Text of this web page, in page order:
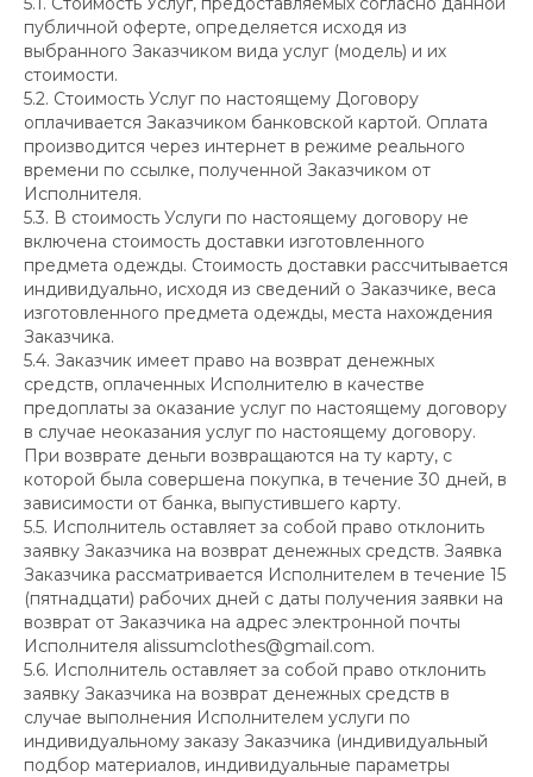
публичной оферте, определяется исходя из
выбранного Заказчиком вида услуг (модель) и их
стоимости.
5.2. Стоимость Услуг по настоящему Договору
оплачивается Заказчиком банковской картой. Оплата
производится через интернет в режиме реального
времени по ссылке, полученной Заказчиком от
Исполнителя.
5.3. В стоимость Услуги по настоящему договору не
включена стоимость доставки изготовленного
предмета одежды. Стоимость доставки рассчитывается
индивидуально, исходя из сведений о Заказчике, веса
изготовленного предмета одежды, места нахождения
Заказчика.
5.4. Заказчик имеет право на возврат денежных
средств, оплаченных Исполнителю в качестве
предоплаты за оказание услуг по настоящему договору
в случае неоказания услуг по настоящему договору.
При возврате деньги возвращаются на ту карту, с
которой была совершена покупка, в течение 30 дней, в
зависимости от банка, выпустившего карту.
5.5. Исполнитель оставляет за собой право отклонить
заявку Заказчика на возврат денежных средств. Заявка
Заказчика рассматривается Исполнителем в течение 15
(пятнадцати) рабочих дней с даты получения заявки на
возврат от Заказчика на адрес электронной почты
Исполнителя alissumclothes@gmail.com.
5.6. Исполнитель оставляет за собой право отклонить
заявку Заказчика на возврат денежных средств в
случае выполнения Исполнителем услуги по
индивидуальному заказу Заказчика (индивидуальный
подбор материалов, индивидуальные параметры
→
Оставайтесь в курсе новых коллекций,
распродаж, релизов и специальных
мероприятий: